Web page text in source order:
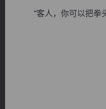
“客人，你可以把拳头